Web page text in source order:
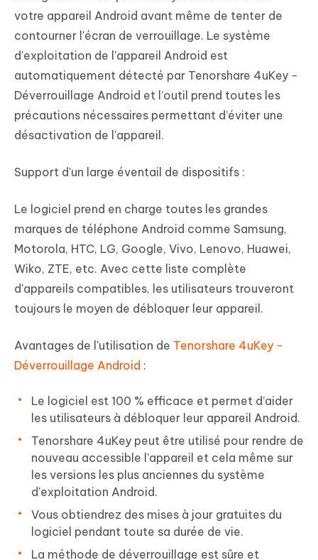
votre appareil Android avant même de tenter de
contourner l'écran de verrouillage. Le système
d'exploitation de l'appareil Android est
automatiquement détecté par Tenorshare 4uKey -
Déverrouillage Android et l’outil prend toutes les
précautions nécessaires permettant d’éviter une
désactivation de l’appareil.
Support d'un large éventail de dispositifs :
Le logiciel prend en charge toutes les grandes
marques de téléphone Android comme Samsung,
Motorola, HTC, LG, Google, Vivo, Lenovo, Huawei,
Wiko, ZTE, etc. Avec cette liste complète
d'appareils compatibles, les utilisateurs trouveront
toujours le moyen de débloquer leur appareil.
Avantages de l'utilisation de Tenorshare 4uKey -
Déverrouillage Android :
Le logiciel est 100 % efficace et permet d’aider
les utilisateurs à débloquer leur appareil Android.
Tenorshare 4uKey peut être utilisé pour rendre de
nouveau accessible l'appareil et cela même sur
les versions les plus anciennes du système
d'exploitation Android.
Vous obtiendrez des mises à jour gratuites du
logiciel pendant toute sa durée de vie.
La méthode de déverrouillage est sûre et